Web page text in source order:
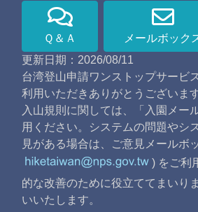
Ｑ＆Ａ
メールボック
更新日期：2026/08/11
台湾登山申請ワンストップサービ
利用いただきありがとうございま
入山規則に関しては、「入園メー
用ください。システムの問題やシ
見がある場合は、ご意見メールボ
) をご利
的な改善のために役立ててまいり
いいたします。